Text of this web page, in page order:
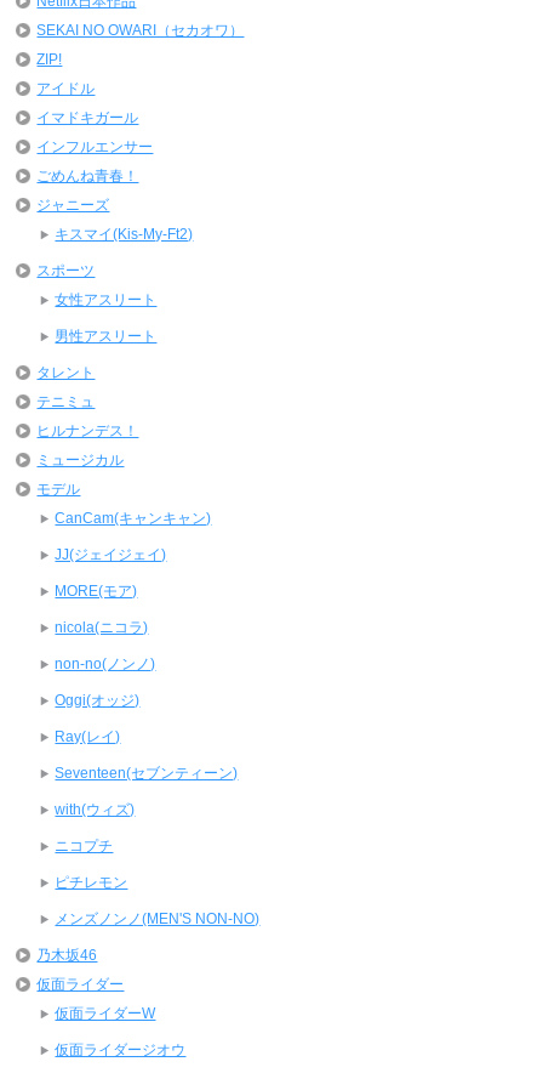
SEKAI NO OWARI（セカオワ）
ZIP!
アイドル
イマドキガール
インフルエンサー
ごめんね青春！
ジャニーズ
キスマイ(Kis-My-Ft2)
スポーツ
女性アスリート
男性アスリート
タレント
テニミュ
ヒルナンデス！
ミュージカル
モデル
CanCam(キャンキャン)
JJ(ジェイジェイ)
MORE(モア)
nicola(ニコラ)
non-no(ノンノ)
Oggi(オッジ)
Ray(レイ)
Seventeen(セブンティーン)
with(ウィズ)
ニコプチ
ピチレモン
メンズノンノ(MEN'S NON-NO)
乃木坂46
仮面ライダー
仮面ライダーW
仮面ライダージオウ